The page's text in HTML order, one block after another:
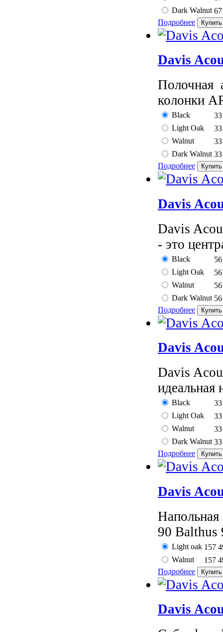
Dark Walnut
Подробнее
Davis
Полочная
колонки
Black
Light Oak
Walnut
Dark Walnut
Подробнее
Davis
Davis
- это
Black
Light Oak
Walnut
Dark Walnut
Подробнее
Davis
Davis
идеальная
Black
Light Oak
Walnut
Dark Walnut
Подробнее
Davis
90 Balthus
Light oak 157
Walnut
157
Подробнее
Davis